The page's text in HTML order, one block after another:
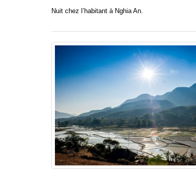
Nuit chez l’habitant à Nghia An.